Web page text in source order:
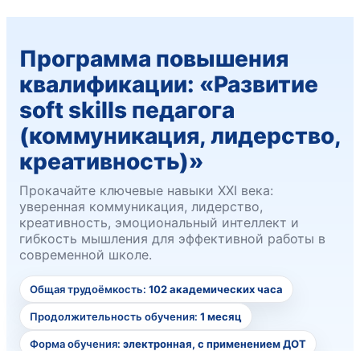
Программа повышения
квалификации: «Развитие
soft skills педагога
(коммуникация, лидерство,
креативность)»
Прокачайте ключевые навыки XXI века:
уверенная коммуникация, лидерство,
креативность, эмоциональный интеллект и
гибкость мышления для эффективной работы в
современной школе.
Общая трудоёмкость: 102 академических часа
Продолжительность обучения: 1 месяц
Форма обучения: электронная, с применением ДОТ